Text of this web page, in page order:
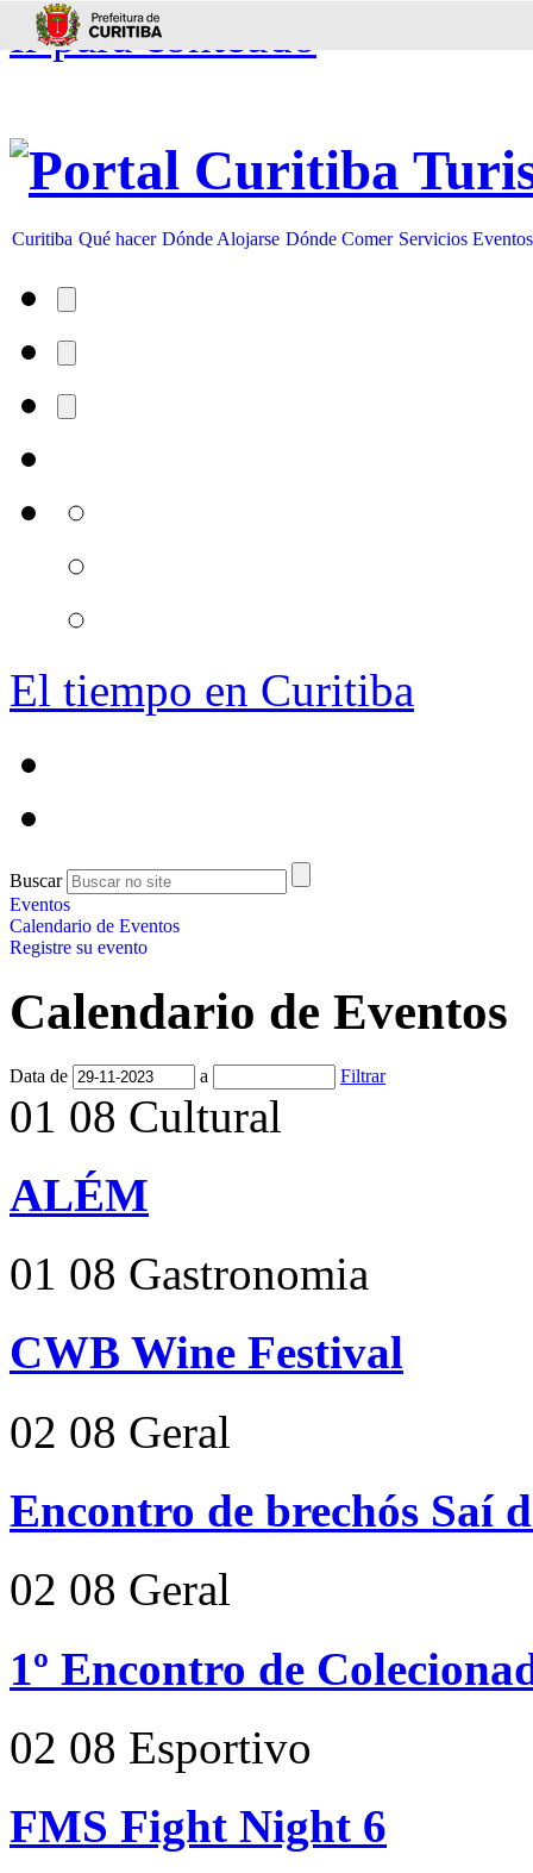
Ir para conteúdo
Curitiba Qué hacer Dónde Alojarse Dónde Comer Servicios Eventos
El tiempo en Curitiba
Buscar
Eventos
Calendario de Eventos
Registre su evento
Calendario de Eventos
Data de a Filtrar
01 08 Cultural
ALÉM
01 08 Gastronomia
CWB Wine Festival
02 08 Geral
Encontro de brechós Saí
02 08 Geral
1º Encontro de
02 08 Esportivo
FMS Fight Night 6